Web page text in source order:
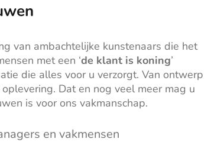
van ambachtelijke kunstenaars die het
met een ‘de klant is koning’
die alles voor u verzorgt. Van ontwerp
Dat en nog veel meer mag u
is voor ons vakmanschap.
en vakmensen